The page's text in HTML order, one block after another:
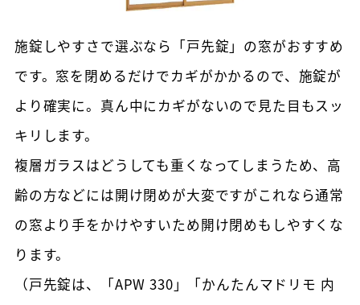
施錠しやすさで選ぶなら「戸先錠」の窓がおすすめ
です。窓を閉めるだけでカギがかかるので、施錠が
より確実に。真ん中にカギがないので見た目もスッ
キリします。
複層ガラスはどうしても重くなってしまうため、高
齢の方などには開け閉めが大変ですがこれなら通常
の窓より手をかけやすいため開け閉めもしやすくな
ります。
（戸先錠は、「APW 330」「かんたんマドリモ 内